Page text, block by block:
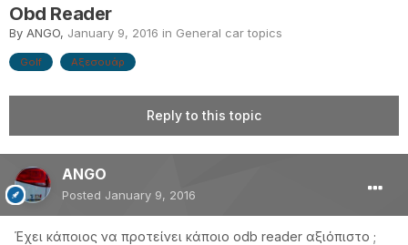
Obd Reader
By ANGO, January 9, 2016 in General car topics
Golf Αξεσουάρ
Reply to this topic
ANGO
Posted January 9, 2016
Έχει κάποιος να προτείνει κάποιο odb reader αξιόπιστο ;